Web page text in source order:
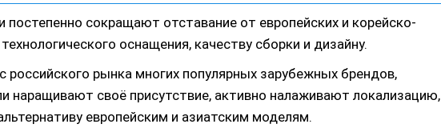
сокращают отставание от европейских и корейско-
оснащения, качеству сборки и дизайну.
российского рынка многих популярных зарубежных брендов,
наращивают своё присутствие, активно налаживают локализацию,
европейским и азиатским моделям.